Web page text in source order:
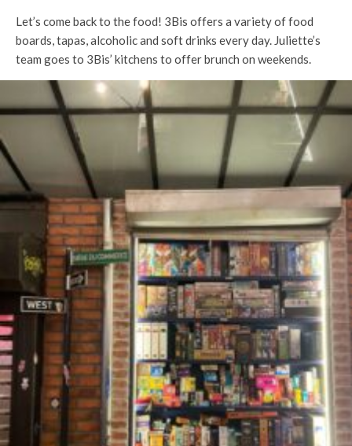
Let’s come back to the food! 3Bis offers a variety of food
boards, tapas, alcoholic and soft drinks every day. Juliette’s
team goes to 3Bis’ kitchens to offer brunch on weekends.